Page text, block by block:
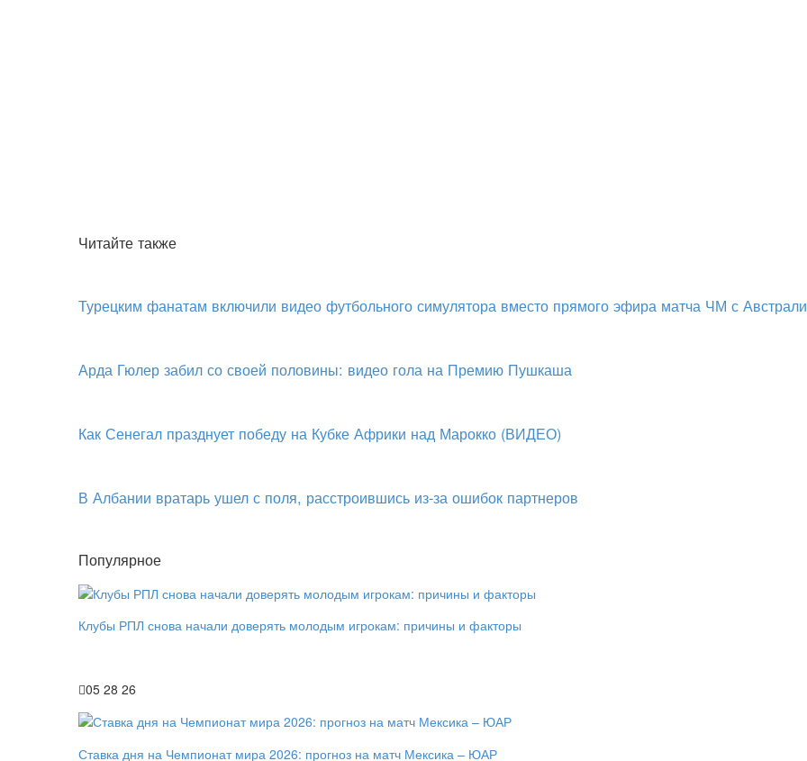
Читайте также
Турецким фанатам включили видео футбольного симулятора вместо прямого эфира матча ЧМ с
Арда Гюлер забил со своей половины: видео гола на Премию Пушкаша
Как Сенегал празднует победу на Кубке Африки над Марокко (ВИДЕО)
В Албании вратарь ушел с поля, расстроившись из-за ошибок партнеров
Популярное
Клубы РПЛ снова начали доверять молодым игрокам: причины и факторы
05 28 26
Ставка дня на Чемпионат мира 2026: прогноз на матч Мексика – ЮАР